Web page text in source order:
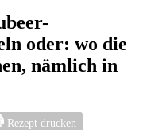
oder: wo die
nämlich in
Rezept drucken